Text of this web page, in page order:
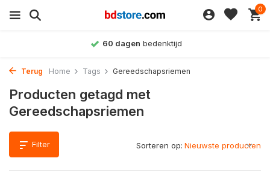
0
60 dagen bedenktijd
Terug Home Tags Gereedschapsriemen
Producten getagd met
Gereedschapsriemen
Filter Sorteren op: